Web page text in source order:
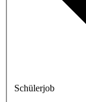
Schülerjob